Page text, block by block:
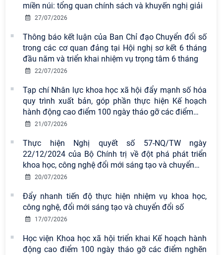
miền núi: tổng quan chính sách và khuyến nghị giải
27/07/2026
Thông báo kết luận của Ban Chỉ đạo Chuyển đổi số
trong các cơ quan đảng tại Hội nghị sơ kết 6 tháng
đầu năm và triển khai nhiệm vụ trọng tâm 6 tháng
22/07/2026
Tạp chí Nhân lực khoa học xã hội đẩy mạnh số hóa
quy trình xuất bản, góp phần thực hiện Kế hoạch
hành động cao điểm 100 ngày tháo gỡ các điểm…
21/07/2026
Thực hiện Nghị quyết số 57-NQ/TW ngày
22/12/2024 của Bộ Chính trị về đột phá phát triển
khoa học, công nghệ đổi mới sáng tạo và chuyển…
20/07/2026
Đẩy nhanh tiến độ thực hiện nhiệm vụ khoa học,
công nghệ, đổi mới sáng tạo và chuyển đổi số
17/07/2026
Học viện Khoa học xã hội triển khai Kế hoạch hành
động cao điểm 100 ngày tháo gỡ các điểm nghẽn
Viện Hàn lâm Khoa học xã hội Việt
Nam có 02 tác phẩm đạt giải khuyến
khích tại Cuộc thi chính luận bảo vệ
nền tảng tư tưởng của Đảng năm
2026
chuyên đề: Đẩy mạnh học tập, thực
hành tư tưởng, đạo đức, phương
pháp, phong cách Hồ Chí Minh trong
giai đoạn phát triển mới
Hội thảo khoa học quốc tế “Không
gian phát triển Việt Nam trong kỷ
nguyên mới: Định hướng chiến lược
vào thứ ba, ngày 28/7/2026